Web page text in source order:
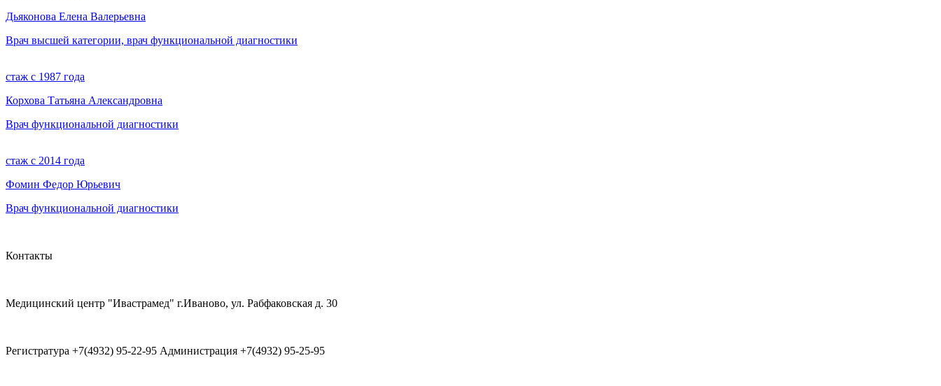
Дьяконова Елена Валерьевна
Врач высшей категории, врач функциональной диагностики
стаж с 1987 года
Корхова Татьяна Александровна
Врач функциональной диагностики
стаж с 2014 года
Фомин Федор Юрьевич
Врач функциональной диагностики
Контакты
Медицинский центр "Ивастрамед" г.Иваново, ул. Рабфаковская д. 30
Регистратура +7(4932) 95-22-95 Администрация +7(4932) 95-25-95